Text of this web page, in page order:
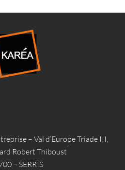
– Val d’Europe Triade III,
Robert Thiboust
– SERRIS